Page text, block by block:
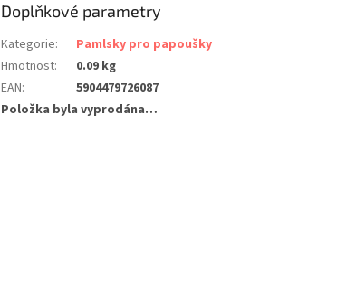
Doplňkové parametry
Kategorie:
Pamlsky pro papoušky
Hmotnost:
0.09 kg
EAN:
5904479726087
Položka byla vyprodána…